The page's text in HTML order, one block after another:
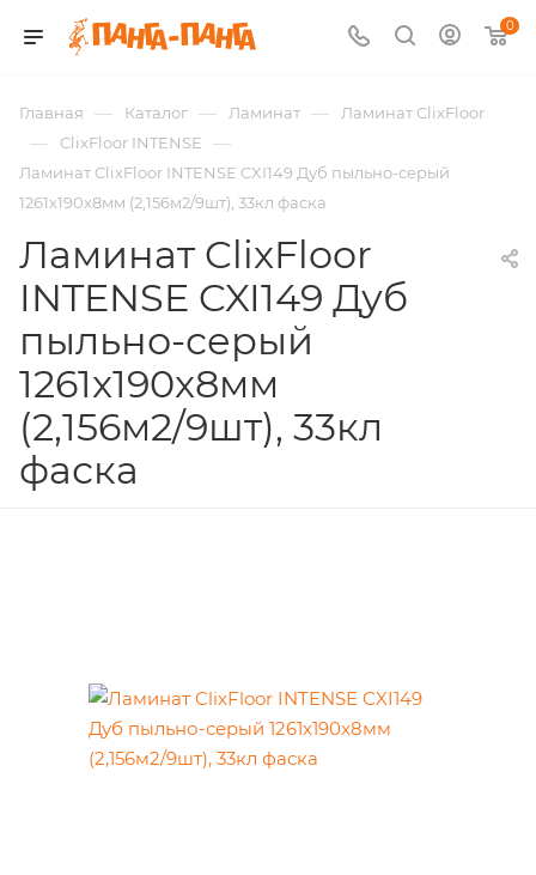
0
Главная — Каталог — Ламинат — Ламинат ClixFloor
— ClixFloor INTENSE —
Ламинат ClixFloor INTENSE CXI149 Дуб пыльно-серый
1261x190x8мм (2,156м2/9шт), 33кл фаска
Ламинат ClixFloor
INTENSE CXI149 Дуб
пыльно-серый
1261x190x8мм
(2,156м2/9шт), 33кл
фаска